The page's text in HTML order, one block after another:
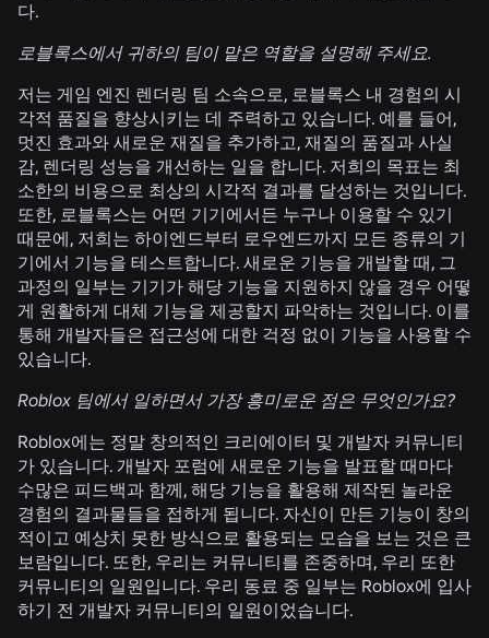
다.
로블록스에서 귀하의 팀이 맡은 역할을 설명해 주세요.
저는 게임 엔진 렌더링 팀 소속으로, 로블록스 내 경험의 시
각적 품질을 향상시키는 데 주력하고 있습니다. 예를 들어,
멋진 효과와 새로운 재질을 추가하고, 재질의 품질과 사실
감, 렌더링 성능을 개선하는 일을 합니다. 저희의 목표는 최
소한의 비용으로 최상의 시각적 결과를 달성하는 것입니다.
또한, 로블록스는 어떤 기기에서든 누구나 이용할 수 있기
때문에, 저희는 하이엔드부터 로우엔드까지 모든 종류의 기
기에서 기능을 테스트합니다. 새로운 기능을 개발할 때, 그
과정의 일부는 기기가 해당 기능을 지원하지 않을 경우 어떻
게 원활하게 대체 기능을 제공할지 파악하는 것입니다. 이를
통해 개발자들은 접근성에 대한 걱정 없이 기능을 사용할 수
있습니다.
Roblox 팀에서 일하면서 가장 흥미로운 점은 무엇인가요?
Roblox에는 정말 창의적인 크리에이터 및 개발자 커뮤니티
가 있습니다. 개발자 포럼에 새로운 기능을 발표할 때마다
수많은 피드백과 함께, 해당 기능을 활용해 제작된 놀라운
경험의 결과물들을 접하게 됩니다. 자신이 만든 기능이 창의
적이고 예상치 못한 방식으로 활용되는 모습을 보는 것은 큰
보람입니다. 또한, 우리는 커뮤니티를 존중하며, 우리 또한
커뮤니티의 일원입니다. 우리 동료 중 일부는 Roblox에 입사
하기 전 개발자 커뮤니티의 일원이었습니다.